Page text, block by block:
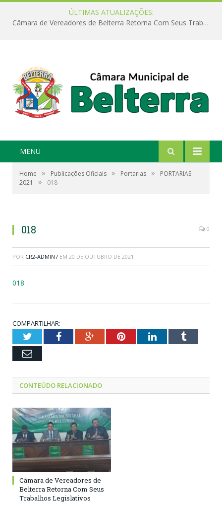
ÚLTIMAS ATUALIZAÇÕES:
Câmara de Vereadores de Belterra Retorna Com Seus Trabalhos Legislativos
MENU
Home » Publicações Oficiais » Portarias »
PORTARIAS
2021
» 018
018 0
POR CR2-ADMIN7 EM 20 DE OUTUBRO DE 2021
018
COMPARTILHAR:
TwitterFacebookGoogle+PinterestLinkedInTumblr
Email
CONTEÚDO RELACIONADO
Câmara de Vereadores de
Belterra Retorna Com Seus
Trabalhos Legislativos